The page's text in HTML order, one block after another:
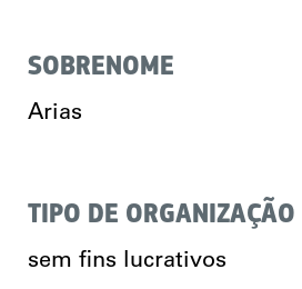
SOBRENOME
Arias
TIPO DE ORGANIZAÇÃO
sem fins lucrativos